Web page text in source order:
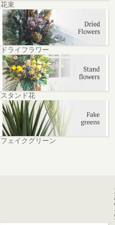
花束
ドライフラワー
スタンド花
フェイクグリーン